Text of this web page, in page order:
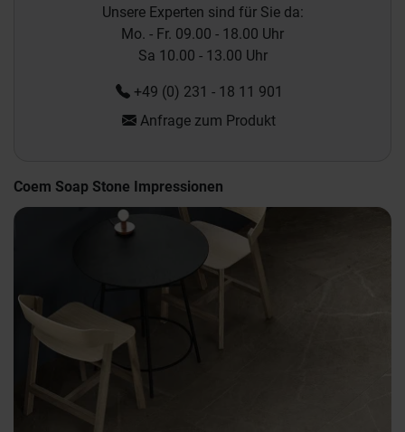
Unsere Experten sind für Sie da:
Mo. - Fr. 09.00 - 18.00 Uhr
Sa 10.00 - 13.00 Uhr
+49 (0) 231 - 18 11 901
Anfrage zum Produkt
Coem Soap Stone Impressionen